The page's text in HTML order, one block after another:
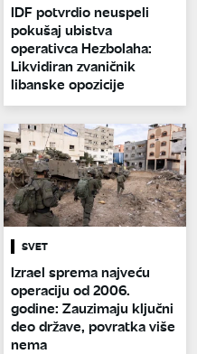
IDF potvrdio neuspeli
pokušaj ubistva
operativca Hezbolaha:
Likvidiran zvaničnik
libanske opozicije
SVET
Izrael sprema najveću
operaciju od 2006.
godine: Zauzimaju ključni
deo države, povratka više
nema